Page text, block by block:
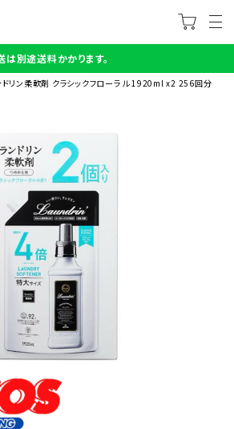
別途送料かかります。
ドリン柔軟剤 クラシックフローラル 1920ml x2 256回分